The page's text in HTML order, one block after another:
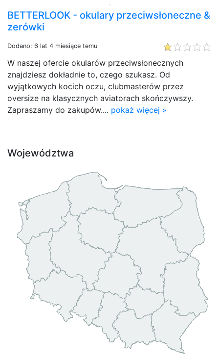
BETTERLOOK - okulary przeciwsłoneczne &
zerówki
Dodano: 6 lat 4 miesiące temu
W naszej ofercie okularów przeciwsłonecznych
znajdziesz dokładnie to, czego szukasz. Od
wyjątkowych kocich oczu, clubmasterów przez
oversize na klasycznych aviatorach skończywszy.
Zapraszamy do zakupów.... pokaż więcej »
Województwa